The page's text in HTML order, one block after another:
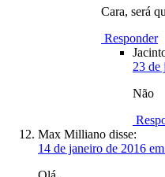
Cara, será
Responder
23 de
Não
Max Milliano disse:
14 de janeiro de 2016